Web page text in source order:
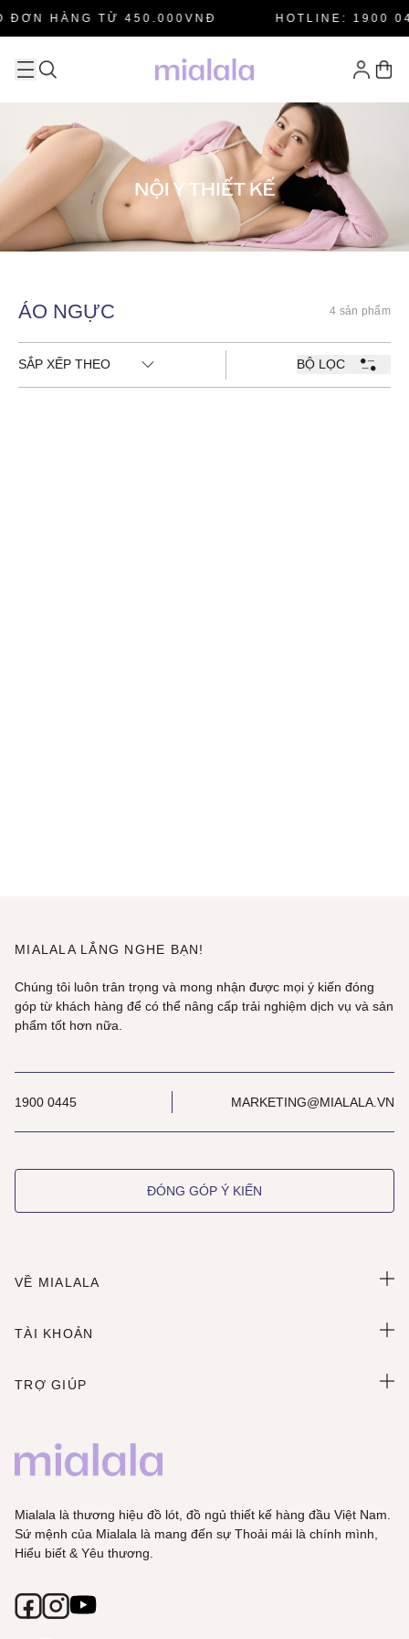
ĐƠN HÀNG TỪ 450.000VNĐ HOTLINE: 1900
ÁO NGỰC 4 sản phẩm
SẮP XẾP THEO BỘ LỌC
MIALALA LẮNG NGHE BẠN!
Chúng tôi luôn trân trọng và mong nhận được mọi ý kiến đóng
góp từ khách hàng để có thể nâng cấp trải nghiệm dịch vụ và sản
phẩm tốt hơn nữa.
1900 0445 MARKETING@MIALALA.VN
ĐÓNG GÓP Ý KIẾN
VỀ MIALALA
TÀI KHOẢN
TRỢ GIÚP
Mialala là thương hiệu đồ lót, đồ ngủ thiết kế hàng đầu Việt Nam.
Sứ mệnh của Mialala là mang đến sự Thoải mái là chính mình,
Hiểu biết & Yêu thương.